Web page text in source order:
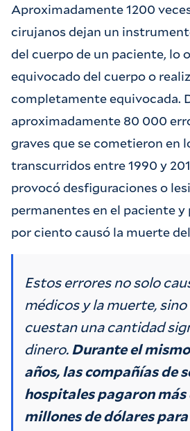
Aproximadamente 1200
cirujanos dejan un
del cuerpo de un paciente, lo
equivocado del cuerpo o
completamente equivocada.
aproximadamente 80 000
graves que se cometieron en
transcurridos entre 1990 y
provocó desfiguraciones o
permanentes en el paciente y
por ciento causó la muerte
Estos errores no solo
médicos y la muerte,
cuestan una cantidad
dinero.Durante el
años, las compañías de
hospitales pagaron más
millones de dólares